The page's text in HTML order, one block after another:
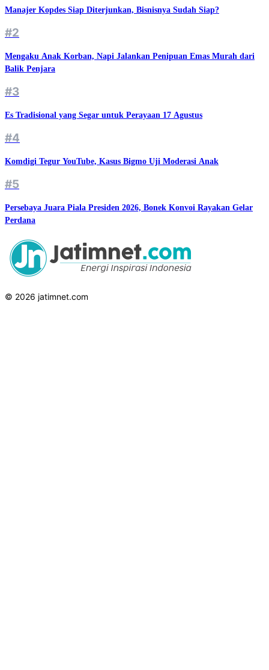
Manajer Kopdes Siap Diterjunkan, Bisnisnya Sudah Siap?
#2
Mengaku Anak Korban, Napi Jalankan Penipuan Emas Murah dari
Balik Penjara
#3
Es Tradisional yang Segar untuk Perayaan 17 Agustus
#4
Komdigi Tegur YouTube, Kasus Bigmo Uji Moderasi Anak
#5
Persebaya Juara Piala Presiden 2026, Bonek Konvoi Rayakan Gelar
Perdana
© 2026 jatimnet.com